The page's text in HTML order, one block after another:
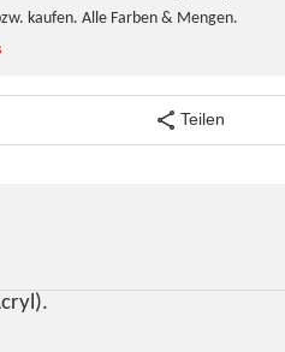
kaufen. Alle Farben & Mengen.
Teilen